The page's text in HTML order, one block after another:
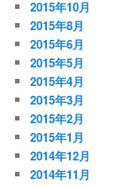
2015年10月
2015年8月
2015年6月
2015年5月
2015年4月
2015年3月
2015年2月
2015年1月
2014年12月
2014年11月